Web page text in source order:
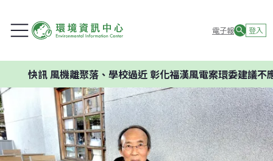
電子報 登入
風機離聚落、學校過近 彰化福漢風電案環委建議不應開發